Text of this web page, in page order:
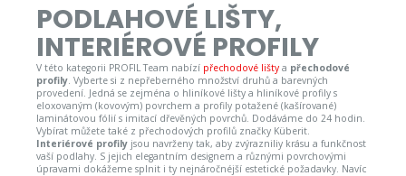
PODLAHOVÉ LIŠTY,
INTERIÉROVÉ PROFILY
V této kategorii PROFIL Team nabízí přechodové lišty a přechodové
profily. Vyberte si z nepřeberného množství druhů a barevných
provedení. Jedná se zejména o hliníkové lišty a hliníkové profily s
eloxovaným (kovovým) povrchem a profily potažené (kašírované)
laminátovou fólií s imitací dřevěných povrchů. Dodáváme do 24 hodin.
Vybírat můžete také z přechodových profilů značky Küberit.
Interiérové profily jsou navrženy tak, aby zvýrazniliy krásu a funkčnost
vaší podlahy. S jejich elegantním designem a různými povrchovými
úpravami dokážeme splnit i ty nejnáročnéjší estetické požadavky. Navíc